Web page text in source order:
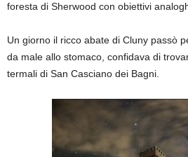
foresta di Sherwood con obiettivi
Un giorno il ricco abate di Cluny passò
da male allo stomaco, confidava di
termali di San Casciano dei Bagni.